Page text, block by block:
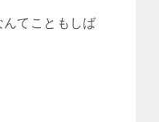
てこともしば